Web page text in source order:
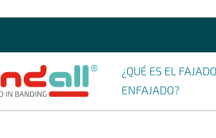
¿QUÉ ES EL
ENFAJADO?